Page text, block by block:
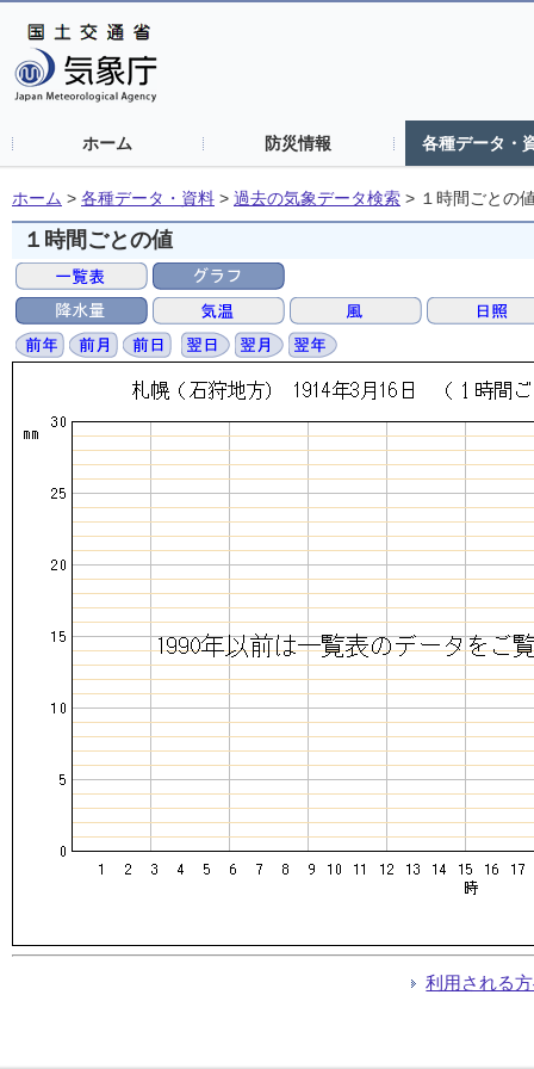
ホーム 防災情報 各種データ・
ホーム > 各種データ・資料 > 過去の気象データ検索 > １時間ごとの
１時間ごとの値
利用される